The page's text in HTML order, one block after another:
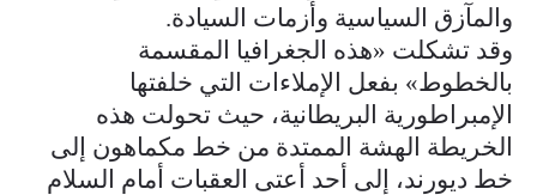
والمآزق السياسية وأزمات السيادة.
وقد تشكلت «هذه الجغرافيا المقسمة
بالخطوط» بفعل الإملاءات التي خلفتها
الإمبراطورية البريطانية، حيث تحولت هذه
الخريطة الهشة الممتدة من خط مكماهون إلى
خط ديورند، إلى أحد أعتى العقبات أمام السلام